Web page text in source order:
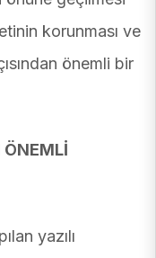
korunması ve
önemli bir
ÖNEMLİ
yazılı